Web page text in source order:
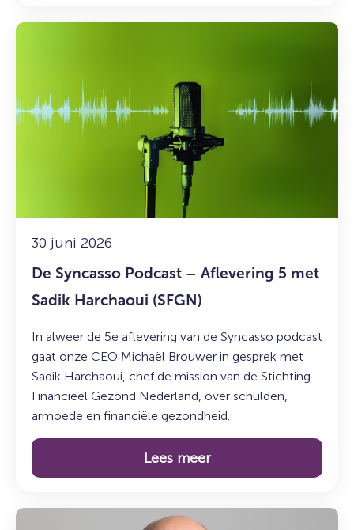
30 juni 2026
De Syncasso Podcast – Aflevering 5 met
Sadik Harchaoui (SFGN)
In alweer de 5e aflevering van de Syncasso podcast
gaat onze CEO Michaël Brouwer in gesprek met
Sadik Harchaoui, chef de mission van de Stichting
Financieel Gezond Nederland, over schulden,
armoede en financiële gezondheid.
Lees meer
Lees
Syncasso
Podcast
Sadik
Harchaoui
Lees